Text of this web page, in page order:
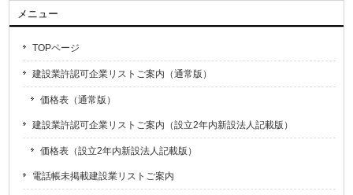
メニュー
TOPページ
建設業許認可企業リストご案内（通常版）
価格表（通常版）
建設業許認可企業リストご案内（設立2年内新設法人記載版）
価格表（設立2年内新設法人記載版）
電話帳未掲載建設業リストご案内